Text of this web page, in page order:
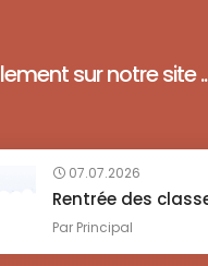
sur notre site
07.07.2026
Rentrée des
Par Principal